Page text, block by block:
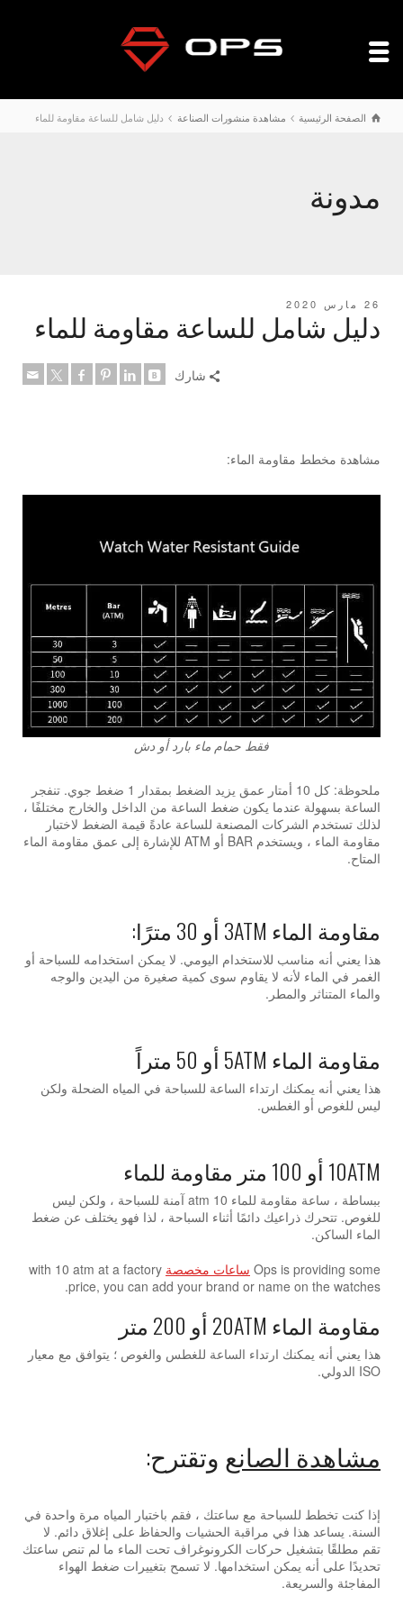
الصفحة الرئيسية مشاهدة منشورات الصناعة دليل شامل للساعة مقاومة للماء
مدونة
26 مارس 2020
دليل شامل للساعة مقاومة للماء
شارك
مشاهدة مخطط مقاومة الماء:
فقط حمام ماء بارد أو دش
ملحوظة: كل 10 أمتار عمق يزيد الضغط بمقدار 1 ضغط جوي. تنفجر
الساعة بسهولة عندما يكون ضغط الساعة من الداخل والخارج مختلفًا ،
لذلك تستخدم الشركات المصنعة للساعة عادةً قيمة الضغط لاختبار
مقاومة الماء ، ويستخدم BAR أو ATM للإشارة إلى عمق مقاومة الماء
المتاح.
مقاومة الماء 3ATM أو 30 مترًا:
هذا يعني أنه مناسب للاستخدام اليومي. لا يمكن استخدامه للسباحة أو
الغمر في الماء لأنه لا يقاوم سوى كمية صغيرة من اليدين والوجه
والماء المتناثر والمطر.
مقاومة الماء 5ATM أو 50 متراً
هذا يعني أنه يمكنك ارتداء الساعة للسباحة في المياه الضحلة ولكن
ليس للغوص أو الغطس.
10ATM أو 100 متر مقاومة للماء
ببساطة ، ساعة مقاومة للماء 10 atm آمنة للسباحة ، ولكن ليس
للغوص. تتحرك ذراعيك دائمًا أثناء السباحة ، لذا فهو يختلف عن ضغط
الماء الساكن.
Ops is providing some ساعات مخصصة with 10 atm at a factory
price, you can add your brand or name on the watches.
مقاومة الماء 20ATM أو 200 متر
هذا يعني أنه يمكنك ارتداء الساعة للغطس والغوص ؛ يتوافق مع معيار
ISO الدولي.
مشاهدة الصانع وتقترح:
إذا كنت تخطط للسباحة مع ساعتك ، فقم باختبار المياه مرة واحدة في
السنة. يساعد هذا في مراقبة الحشيات والحفاظ على إغلاق دائم. لا
تقم مطلقًا بتشغيل حركات الكرونوغراف تحت الماء ما لم تنص ساعتك
تحديدًا على أنه يمكن استخدامها. لا تسمح بتغييرات ضغط الهواء
المفاجئة والسريعة.